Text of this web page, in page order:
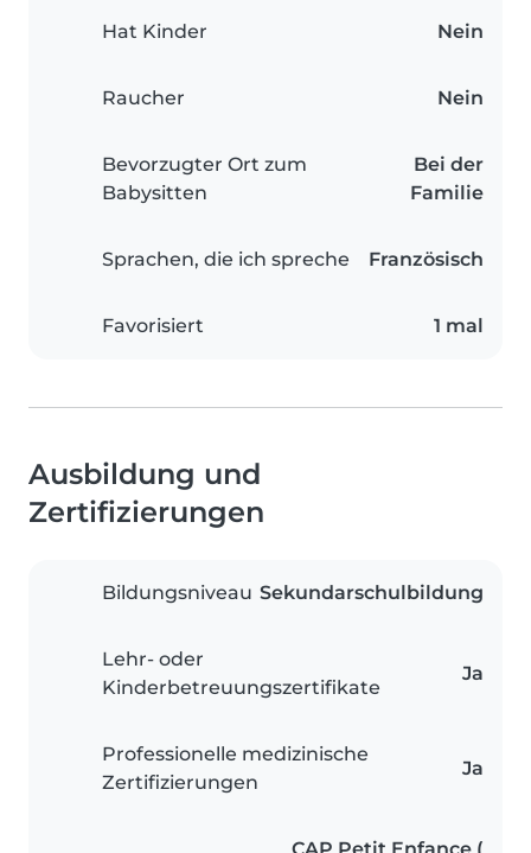
Hat Kinder Nein
Raucher Nein
Bevorzugter Ort zum
Babysitten
Bei der
Familie
Sprachen, die ich spreche Französisch
Favorisiert 1 mal
Ausbildung und
Zertifizierungen
Bildungsniveau Sekundarschulbildung
Lehr- oder
Kinderbetreuungszertifikate
Ja
Professionelle medizinische
Zertifizierungen
Ja